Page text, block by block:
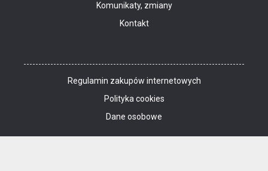
Komunikaty, zmiany
Kontakt
Regulamin zakupów internetowych
Polityka cookies
Dane osobowe